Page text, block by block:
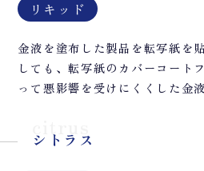
リキッド
金液を塗布した製品を転写紙を
しても、転写紙のカバーコート
って悪影響を受けにくくした金液
シトラス